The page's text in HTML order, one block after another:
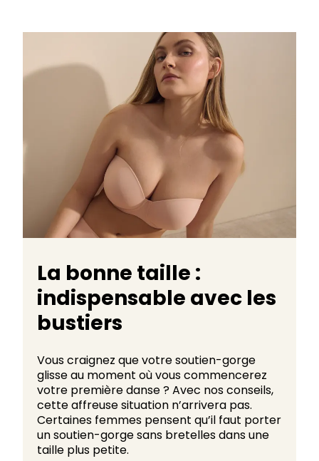
La bonne taille :
indispensable avec les
bustiers
Vous craignez que votre soutien-gorge
glisse au moment où vous commencerez
votre première danse ? Avec nos conseils,
cette affreuse situation n’arrivera pas.
Certaines femmes pensent qu’il faut porter
un soutien-gorge sans bretelles dans une
taille plus petite.